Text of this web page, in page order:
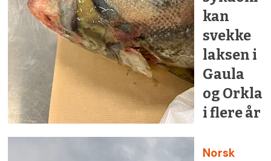
kan
svekke
laksen i
Gaula
og Orkla
i flere år
Norsk